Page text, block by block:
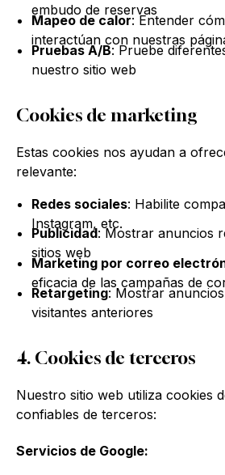
embudo de reservas
Mapeo de calor: Entender
interactúan con nuestras
Pruebas A/B: Pruebe
nuestro sitio web
Cookies de marketing
Estas cookies nos ayudan a
relevante:
Redes sociales: Habilite
Instagram, etc.
Publicidad: Mostrar anuncios
sitios web
Marketing por correo
eficacia de las campañas de
Retargeting: Mostrar
visitantes anteriores
4. Cookies de terceros
Nuestro sitio web utiliza cookies
confiables de terceros:
Servicios de Google: